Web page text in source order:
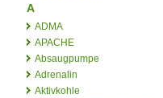
A
ADMA
APACHE
Absaugpumpe
Adrenalin
Aktivkohle